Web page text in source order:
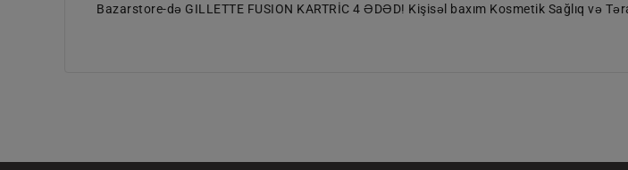
Bazarstore-də GILLETTE FUSION KARTRİC 4 ƏDƏD! Kişisəl baxım Kosmetik Sağlıq və